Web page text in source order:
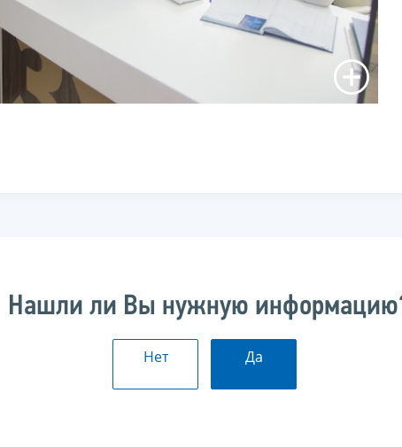
Нашли ли Вы нужную
Нет Да